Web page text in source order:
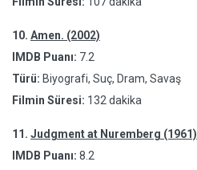
10. Amen. (2002)
IMDB Puanı: 7.2
Türü: Biyografi, Suç, Dram, Savaş
Filmin Süresi: 132 dakika
11. Judgment at Nuremberg (1961)
IMDB Puanı: 8.2